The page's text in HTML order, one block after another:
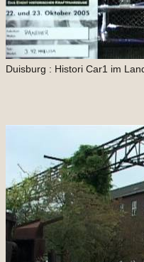
Duisburg : Histori Car1 im